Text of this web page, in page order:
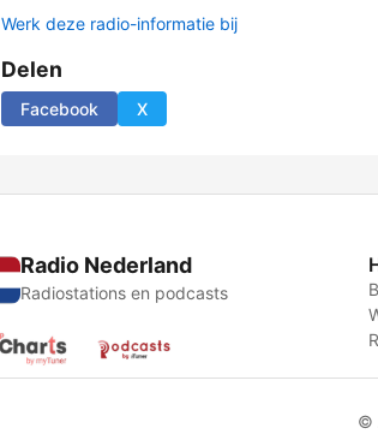
Werk deze radio-informatie bij
Delen
Facebook X
Radio Nederland
Radiostations en podcasts
©